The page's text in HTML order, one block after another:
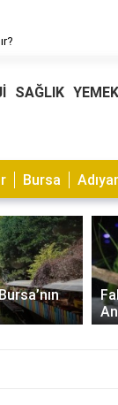
SAĞLIK
Bursa
Ne